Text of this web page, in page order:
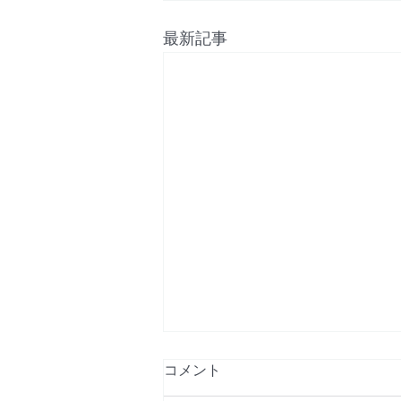
最新記事
香港で警察に尋問される際の
コメント